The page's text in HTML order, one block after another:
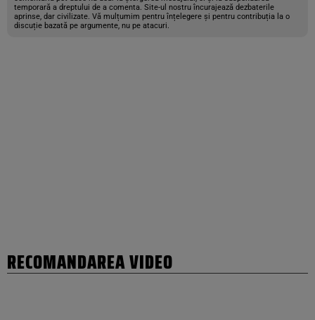
temporară a dreptului de a comenta. Site-ul nostru încurajează dezbaterile
aprinse, dar civilizate. Vă mulțumim pentru înțelegere și pentru contribuția la o
discuție bazată pe argumente, nu pe atacuri.
RECOMANDAREA VIDEO